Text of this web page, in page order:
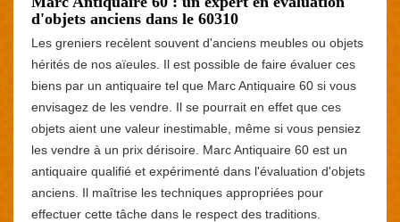
d'objets anciens dans le 60310
Les greniers recèlent souvent d'anciens meubles ou objets
hérités de nos aïeules. Il est possible de faire évaluer ces
biens par un antiquaire tel que Marc Antiquaire 60 si vous
envisagez de les vendre. Il se pourrait en effet que ces
objets aient une valeur inestimable, même si vous pensiez
les vendre à un prix dérisoire. Marc Antiquaire 60 est un
antiquaire qualifié et expérimenté dans l'évaluation d'objets
anciens. Il maîtrise les techniques appropriées pour
effectuer cette tâche dans le respect des traditions.